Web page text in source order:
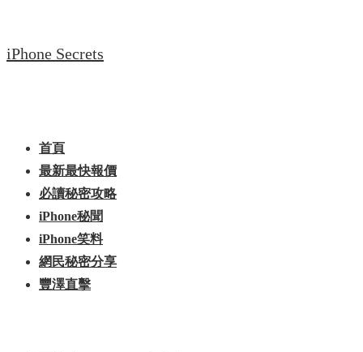
to
iPhone Secrets
Navigation
首頁
最新最快報價
必讀秘密攻略
iPhone秘聞
iPhone笑料
網民秘密分享
豐澤直擊